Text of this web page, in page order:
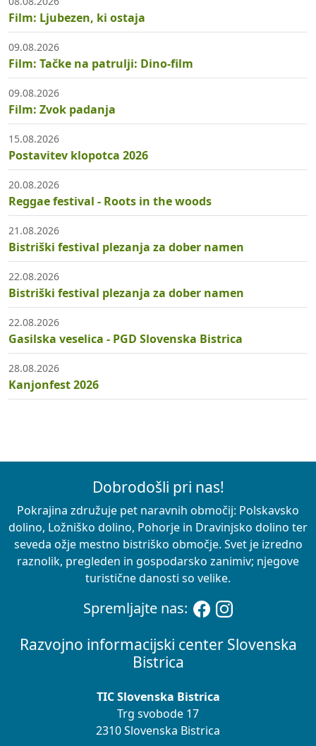
Film: Ljubezen, ki ostaja
09.08.2026
Film: Tačke na patrulji: Dino-film
09.08.2026
Film: Zvok padanja
15.08.2026
Postavitev klopotca 2026
20.08.2026
Reggae festival - Roots in the woods
21.08.2026
Bistriški festival plezanja za dober namen
22.08.2026
Bistriški festival plezanja za dober namen
22.08.2026
Gasilska veselica - PGD Slovenska Bistrica
28.08.2026
Kanjonfest 2026
Razvojno informacijski center Slovenska
Bistrica
TIC Slovenska Bistrica
Trg svobode 17
2310 Slovenska Bistrica
Dobrodošli pri nas!
Pokrajina združuje pet naravnih območij: Polskavsko
dolino, Ložniško dolino, Pohorje in Dravinjsko dolino ter
seveda ožje mestno bistriško območje. Svet je izredno
raznolik, pregleden in gospodarsko zanimiv; njegove
turistične danosti so velike.
Spremljajte nas: